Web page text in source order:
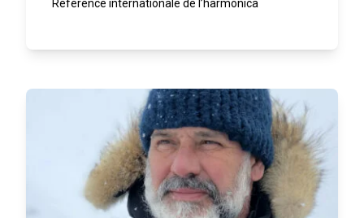
Référence internationale de l’harmonica